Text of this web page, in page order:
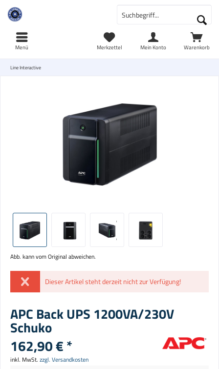
Warenkorb
Merkzettel Mein Konto
Menü
Line Interactive
Abb. kann vom Original abweichen.
Dieser Artikel steht derzeit nicht zur Verfügung!
APC Back UPS 1200VA/230V
Schuko
162,90 € *
inkl. MwSt. zzgl. Versandkosten